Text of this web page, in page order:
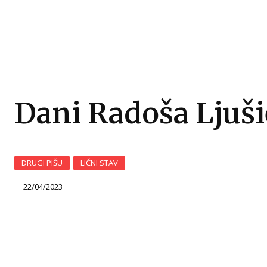
Dani Radoša
DRUGI PIŠU LIČNI STAV
22/04/2023